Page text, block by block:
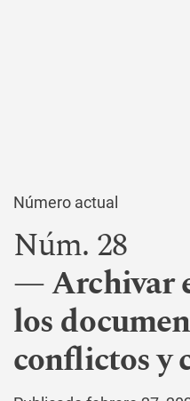
Número actual
Núm. 28
Archivar
los
conflictos y